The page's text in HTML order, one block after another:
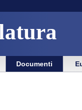
Documenti